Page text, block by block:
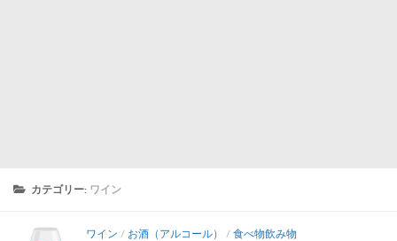
カテゴリー: ワイン
ワイン / お酒（アルコール） / 食べ物飲み物